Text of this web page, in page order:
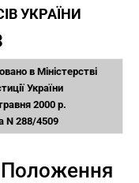
УКРАЇНИ
в Міністерстві
України
2000 р.
N 288/4509